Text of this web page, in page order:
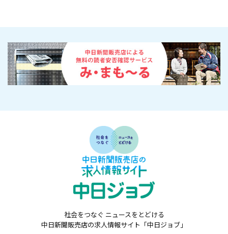
社会をつなぐ ニュースをとどける
中日新聞販売店の求人情報サイト「中日ジョブ」